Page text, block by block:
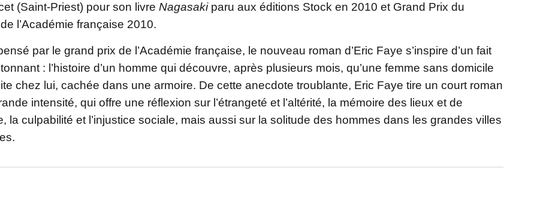
(Saint-Priest) pour son livreNagasakiparu aux éditions Stock en 2010 et Grand Prix du
l’Académie française 2010.
par le grand prix de l’Académie française, le nouveau roman d’Eric Faye s’inspire d’un fait
: l’histoire d’un homme qui découvre, après plusieurs mois, qu’une femme sans domicile
chez lui, cachée dans une armoire. De cette anecdote troublante, Eric Faye tire un court roman
intensité, qui offre une réflexion sur l’étrangeté et l’altérité, la mémoire des lieux et de
la culpabilité et l’injustice sociale, mais aussi sur la solitude des hommes dans les grandes villes